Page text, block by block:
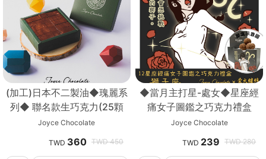
(加工)日本不二製油◆瑰麗系
列◆ 聯名款生巧克力(25顆
入)
Joyce Chocolate
450
360
◆當月主打星-處女◆星座經
痛女子圖鑑之巧克力禮盒
Joyce Chocolate
280
239